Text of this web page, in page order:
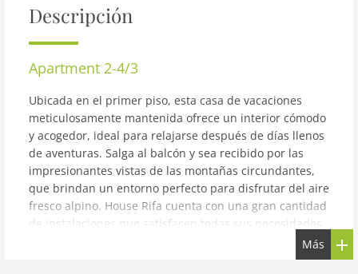
Descripción
Apartment 2-4/3
Ubicada en el primer piso, esta casa de vacaciones
meticulosamente mantenida ofrece un interior cómodo
y acogedor, ideal para relajarse después de días llenos
de aventuras. Salga al balcón y sea recibido por las
impresionantes vistas de las montañas circundantes,
que brindan un entorno perfecto para disfrutar del aire
fresco alpino. House Rifa cuenta con una gran cantidad
de instalaciones que satisfacen todas sus necesidades,
garantizando una estancia memorable y agradable. Ya
sea que esté buscando relajación o exploración al aire
Más